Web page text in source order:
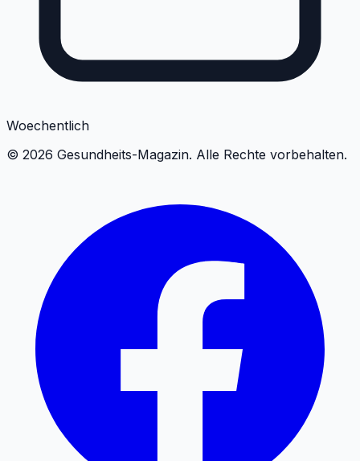
Woechentlich
© 2026 Gesundheits-Magazin. Alle Rechte vorbehalten.